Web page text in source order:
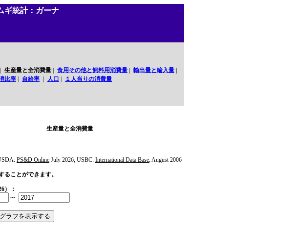
ギ統計：ガーナ
生産量と全消費量 食用その他と飼料用消費量 輸出量と輸入量
比率
自給率 人口 １人当りの消費量
生産量と全消費量
PS&D Online July 2026; USBC: International Data Base, August 2006
ることができます。
）：
～